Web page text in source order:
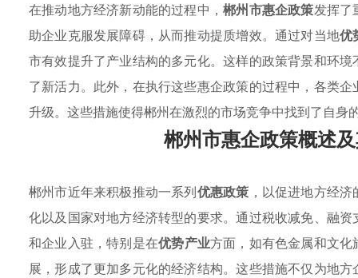
在推动地方经济新动能的过程中，郴州市惠企政策发挥了
助企业克服发展障碍，从而推动提质增效。通过对当地优
市有效提升了产业结构的多元化。这样的政策背景和环
了新活力。此外，在执行这些惠企政策的过程中，各类
升级。这些措施使得郴州在激烈的市场竞争中找到了自身
郴州市惠企政策概述
郴州市近年来积极推动一系列优惠政策 ，以促进地方经
化以及国家对地方经济转型的要求。通过税收减免、融
和企业入驻，特别是在优势产业方面，如有色金属和文
展，形成了更加多元化的经济结构。这些措施不仅为地